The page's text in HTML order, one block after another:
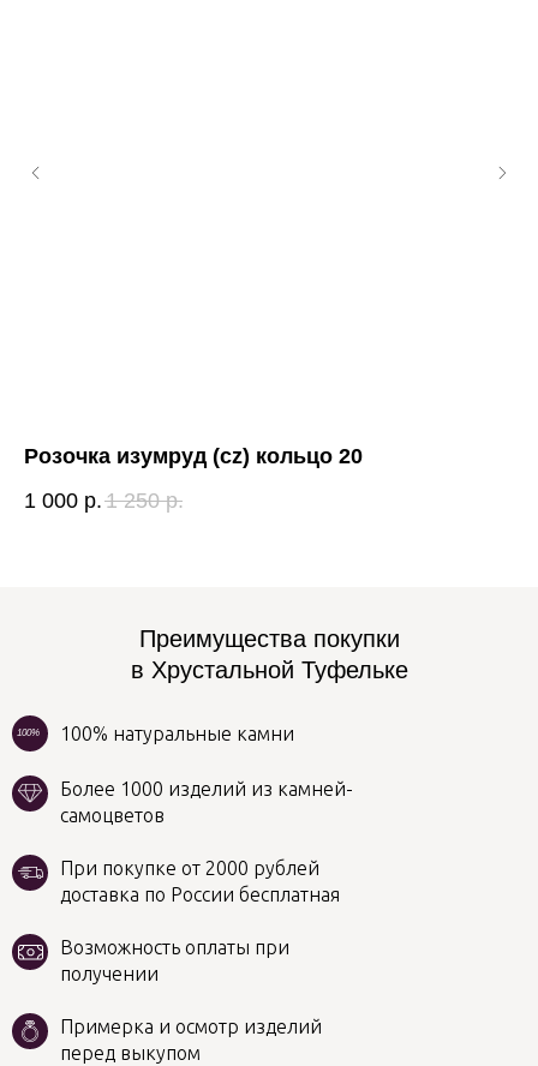
Розочка изумруд (cz) кольцо 20
1 000 р. 1 250 р.
100% натуральные камни
100%
Преимущества покупки
в Хрустальной Туфельке
Примерка и осмотр изделий
перед выкупом
Более 1000 изделий из камней-
самоцветов
Возможность оплаты при
получении
При покупке от 2000 рублей
доставка по России бесплатная